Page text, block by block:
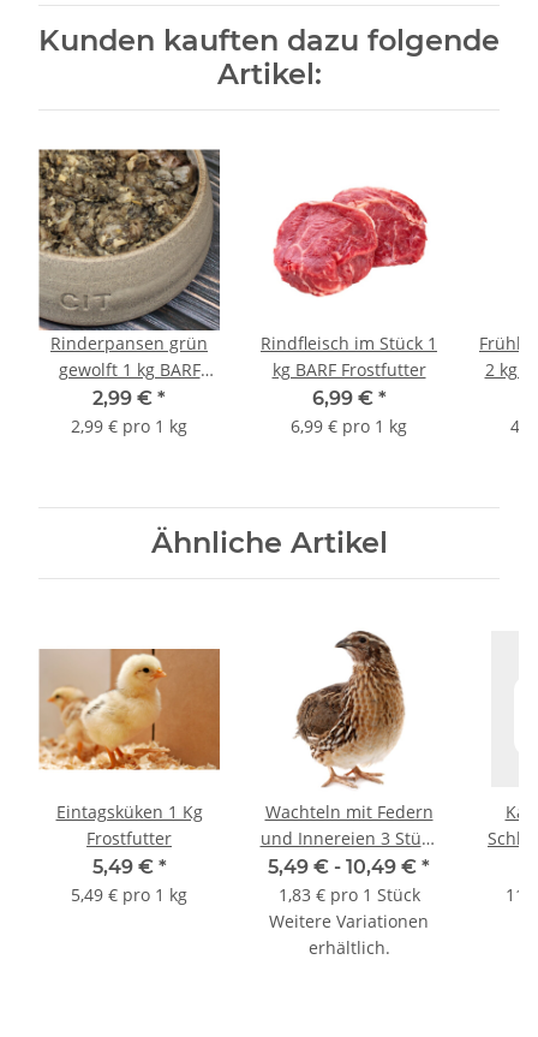
Kunden kauften dazu folgende
Artikel:
Rinderpansen grün
gewolft 1 kg BARF
Frostfutter
2,99 € *
2,99 € pro 1 kg
Rindfleisch im Stück 1
kg BARF Frostfutter
6,99 € *
6,99 € pro 1 kg
2 kg
Ähnliche Artikel
Eintagsküken 1 Kg
Frostfutter
5,49 € *
5,49 € pro 1 kg
Wachteln mit Federn
und Innereien 3 Stück
BARF Frostfutter
5,49 € - 10,49 € *
1,83 € pro 1 Stück
Weitere Variationen
erhältlich.